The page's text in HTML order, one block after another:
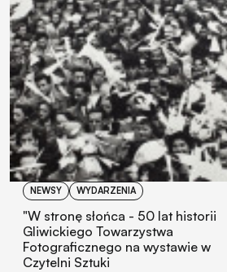
NEWSY WYDARZENIA
"W stronę słońca - 50 lat historii
Gliwickiego Towarzystwa
Fotograficznego na wystawie w
Czytelni Sztuki